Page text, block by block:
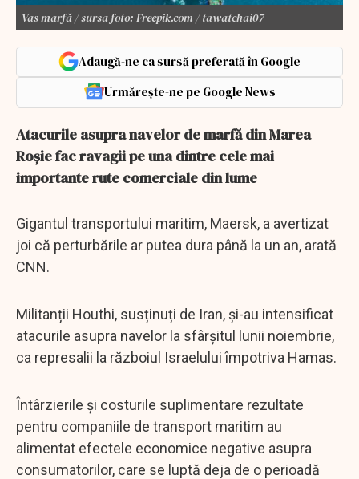
Vas marfă / sursa foto: Freepik.com / tawatchai07
Adaugă-ne ca sursă preferată în Google
Urmărește-ne pe Google News
Atacurile asupra navelor de marfă din Marea
Roșie fac ravagii pe una dintre cele mai
importante rute comerciale din lume
Gigantul transportului maritim, Maersk, a avertizat
joi că perturbările ar putea dura până la un an, arată
CNN.
Militanții Houthi, susținuți de Iran, și-au intensificat
atacurile asupra navelor la sfârșitul lunii noiembrie,
ca represalii la războiul Israelului împotriva Hamas.
Întârzierile și costurile suplimentare rezultate
pentru companiile de transport maritim au
alimentat efectele economice negative asupra
consumatorilor, care se luptă deja de o perioadă